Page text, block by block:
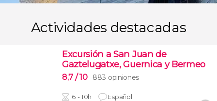
Actividades destacadas
Excursión a San Juan de
Gaztelugatxe, Guernica y Bermeo
8,7 / 10 883 opiniones
6 - 10h Español